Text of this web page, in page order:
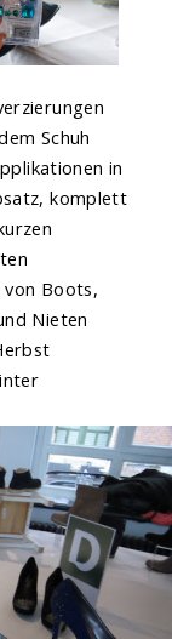
Schuh
in
komplett
Boots,
Nieten